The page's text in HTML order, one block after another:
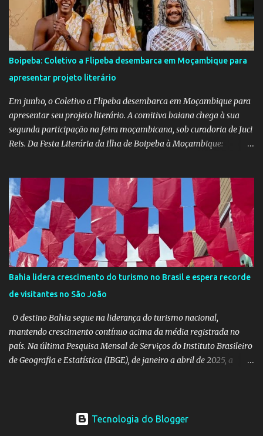
grande estilo na sede do município. Em cada local, os alunos
deram um verdadeiro show de participação e animação, com
apresentações marcadas por muito forró, cores vibrantes, danças
típicas, encenações e um forte espírito de celebração. O projeto é
mais do que uma atividade cultural: é um movimento educativo e
social que une arte, identidade e inclusão. Com o apoio irrestrito
da equipe da Secretaria de Educação e a colaboração de di...
Boipeba: Coletivo a Flipeba desembarca em Moçambique para
apresentar projeto literário
Em junho, o Coletivo a Flipeba desembarca em Moçambique para
apresentar seu projeto literário. A comitiva baiana chega à sua
segunda participação na feira moçambicana, sob curadoria de Juci
Reis. Da Festa Literária da Ilha de Boipeba à Moçambique:
— levará ao continente africano o projeto Escrita Viajante e as
Diversidades Culturais Diaspóricas, representando o Coletivo
Flipeba na Feira do Livro de Maputo, que acontece de 16 a 20 de
junho, reunindo importantes nomes da literatura africana e
mundial. O projeto busca fomentar a leitura e a produção literária
a partir de experiências de viagem conectadas à diáspora africana.
Como desdobramento, será lançado durante a feira o livro
Confissões de Viajante (Sem Grana), estreia de Manoela no
mercado editorial independente. A obra já está em sua terceira
edição e alcançou o primeiro lugar em vendas na categoria
Viagens –...
Bahia lidera crescimento do turismo no Brasil e espera recorde
de visitantes no São João
O destino Bahia segue na liderança do turismo nacional,
mantendo crescimento contínuo acima da média registrada no
país. Na última Pesquisa Mensal de Serviços do Instituto Brasileiro
de Geografia e Estatística (IBGE), de janeiro a abril de 2025, a
de abril deste ano, o estado registrou crescimento no setor de
Tecnologia do Blogger